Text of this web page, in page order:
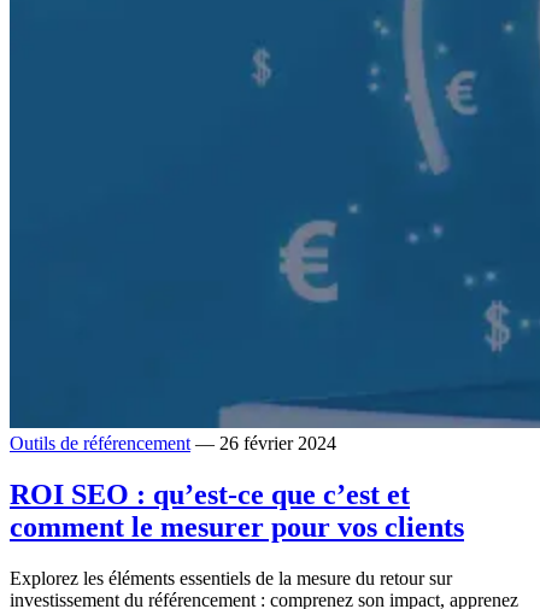
Outils de référencement — 26 février 2024
ROI SEO : qu’est-ce que c’est et
comment le mesurer pour vos clients
Explorez les éléments essentiels de la mesure du retour sur
investissement du référencement : comprenez son impact, apprenez